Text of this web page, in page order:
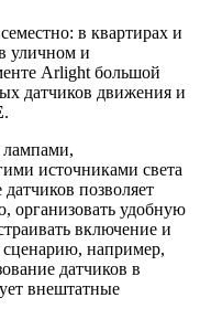
в квартирах и
уличном и
Arlight большой
датчиков движения и
.
источниками света
позволяет
организовать удобную
включение и
например,
датчиков в
внештатные